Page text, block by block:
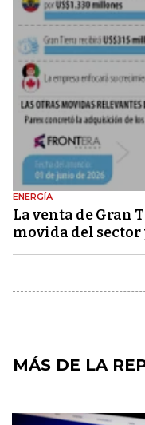
ENERGÍA
La venta de Gran
movida del
MÁS DE LA